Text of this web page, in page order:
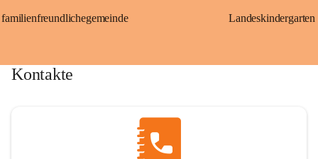
familienfreundlichegemeinde
Kontakte